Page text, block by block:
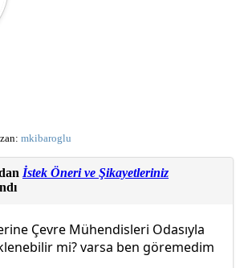
mkibaroglu
İstek Öneri ve Şikayetleriniz
Çevre Mühendisleri Odasıyla
mi? varsa ben göremedim